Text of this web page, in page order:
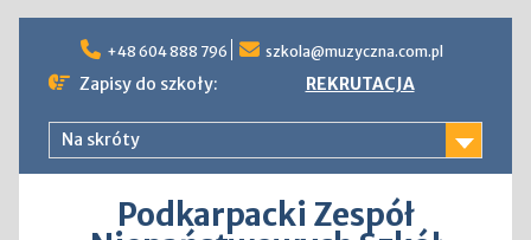
content
+48 604 888 796 szkola@muzyczna.com.pl
Zapisy do szkoły: REKRUTACJA
Na skróty
Podkarpacki Zespół